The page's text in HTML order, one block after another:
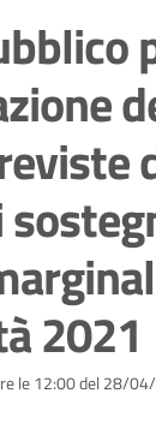
2021
le 12:00 del 28/